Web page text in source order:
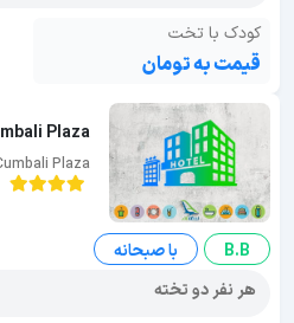
کودک با تخت
قیمت به تومان
Plaza
Plaza
B.B
با صبحانه
هر نفر دو تخته